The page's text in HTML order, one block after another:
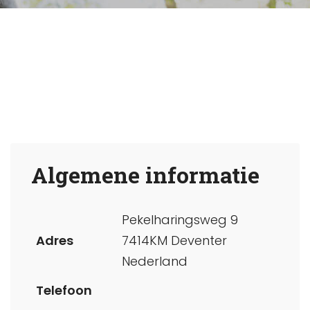
Algemene informatie
Adres
Pekelharingsweg 9
7414KM Deventer
Nederland
Telefoon